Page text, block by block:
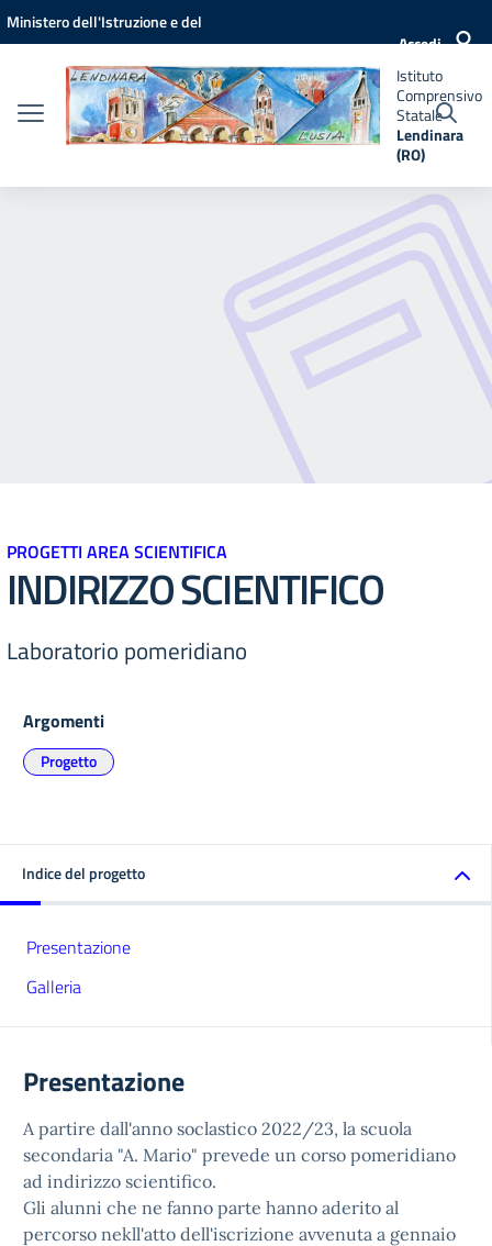
Vai ai contenuti
Vai al menu di navigazione
Vai al footer
Ministero dell'Istruzione e del
Accedi
Istituto
Comprensivo
Lendinara
(RO)
Istituto
Comprensivo
Statale
Lendinara
(RO)
PROGETTI AREA SCIENTIFICA
INDIRIZZO SCIENTIFICO
Laboratorio pomeridiano
Argomenti
Progetto
Indice del progetto
Presentazione
Galleria
Presentazione
A partire dall'anno soclastico 2022/23, la scuola
secondaria "A. Mario" prevede un corso pomeridiano
ad indirizzo scientifico.
Gli alunni che ne fanno parte hanno aderito al
percorso nekll'atto dell'iscrizione avvenuta a gennaio